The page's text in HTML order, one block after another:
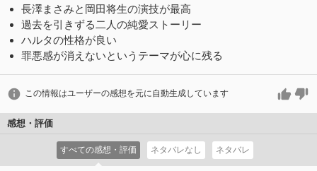
長澤まさみと岡田将生の演技が最高
過去を引きずる二人の純愛ストーリー
ハルタの性格が良い
罪悪感が消えないというテーマが心に残る
この情報はユーザーの感想を元に自動生成しています
感想・評価
すべての感想・評価 ネタバレなし ネタバレ